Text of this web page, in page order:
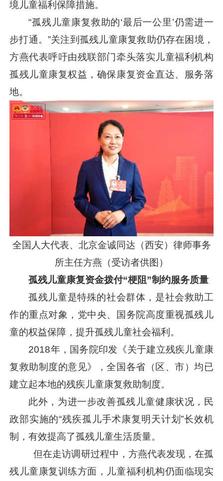
境儿童福利保障措施。
“孤残儿童康复救助的‘最后一公里’仍需进一
步打通。”关注到孤残儿童康复救助仍存在困境，
方燕代表呼吁由残联部门牵头落实儿童福利机构
孤残儿童康复权益，确保康复资金直达、服务落
地。
全国人大代表、北京金诚同达（西安）律师事务
所主任方燕（受访者供图）
孤残儿童康复资金拨付“梗阻”制约服务质量
孤残儿童是特殊的社会群体，是社会救助工
作的重点对象，党中央、国务院高度重视孤残儿
童的权益保障，提升孤残儿童社会福利。
2018年，国务院印发《关于建立残疾儿童康
复救助制度的意见》，全国各省（区、市）均已
建立起本地的残疾儿童康复救助制度。
此外，为进一步改善孤残儿童健康状况，民
政部实施的“残疾孤儿手术康复明天计划”长效机
制，有效提高了孤残儿童生活质量。
但在走访调研过程中，方燕代表发现，在孤
残儿童康复训练方面，儿童福利机构仍面临现实